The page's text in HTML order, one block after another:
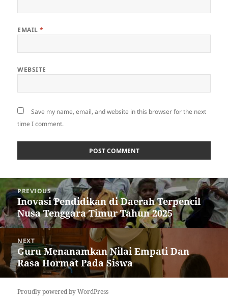
EMAIL*
WEBSITE
Save my name, email, and website in this browser for the next
time I comment.
navigation
PREVIOUS
Previous
post:
Inovasi Pendidikan di Daerah Terpencil
Nusa Tenggara Timur Tahun 2025
NEXT
Next
post:
Guru Menanamkan Nilai Empati Dan
Rasa Hormat Pada Siswa
Proudly powered by WordPress